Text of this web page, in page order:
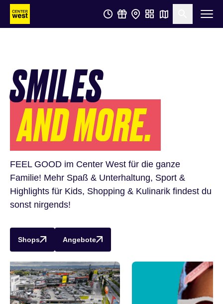
Zum
Hauptinhalt
Zum
Footer
Suche
SMILES
AND MORE.
FEEL GOOD im Center West für die ganze
Familie! Mehr Spaß & Unterhaltung, Sport &
Highlights für Kids, Shopping & Kulinarik findest du
sonst nirgends!
Shops Angebote